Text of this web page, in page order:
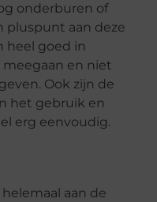
onderburen of
pluspunt aan deze
heel goed in
meegaan en niet
Ook zijn de
het gebruik en
erg eenvoudig.
aan de